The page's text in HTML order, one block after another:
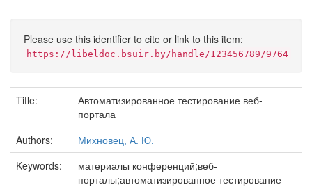
Please use this identifier to cite or link to this item:
https://libeldoc.bsuir.by/handle/123456789/9764
Title:
Автоматизированное тестирование веб-
портала
Authors:
Михновец, А. Ю.
Keywords:
материалы конференций;веб-
порталы;автоматизированное тестирование